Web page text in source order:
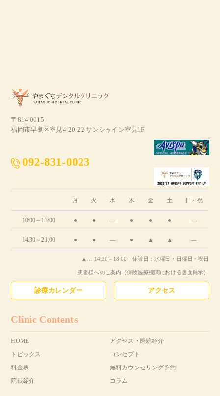
〒814-0015
福岡市早良区室見4-20-22 サンシャイン室見1F
092-831-0023
月 火 水 木 金 土 日・祝
10:00～13:00 ● ● ― ● ● ● ―
14:30～21:00 ● ● ― ● ▲ ▲ ―
▲… 14:30～18:00 休診日：水曜日・日曜日・祝日
患者様へのご案内（保険医療機関における書面掲示）
診療カレンダー アクセス
Clinic Contents
HOME
アクセス・医院紹介
トピックス
コンセプト
料金表
無料カウンセリング予約
院長紹介
コラム